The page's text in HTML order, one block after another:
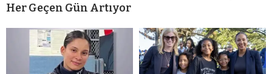
Her Geçen Gün Artıyor